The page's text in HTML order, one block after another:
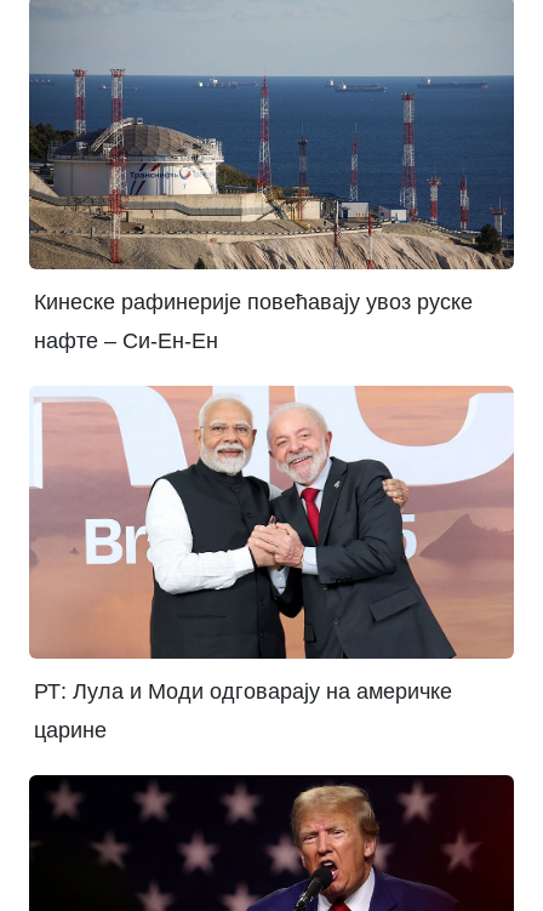
Кинеске рафинерије повећавају увоз руске
нафте – Си-Ен-Ен
РТ: Лула и Моди одговарају на америчке
царине